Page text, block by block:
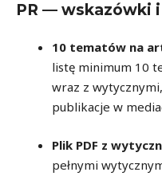
PR — wskazówki
10 tematów na
listę minimum 10
wraz z
publikacje w
Plik PDF z
pełnymi